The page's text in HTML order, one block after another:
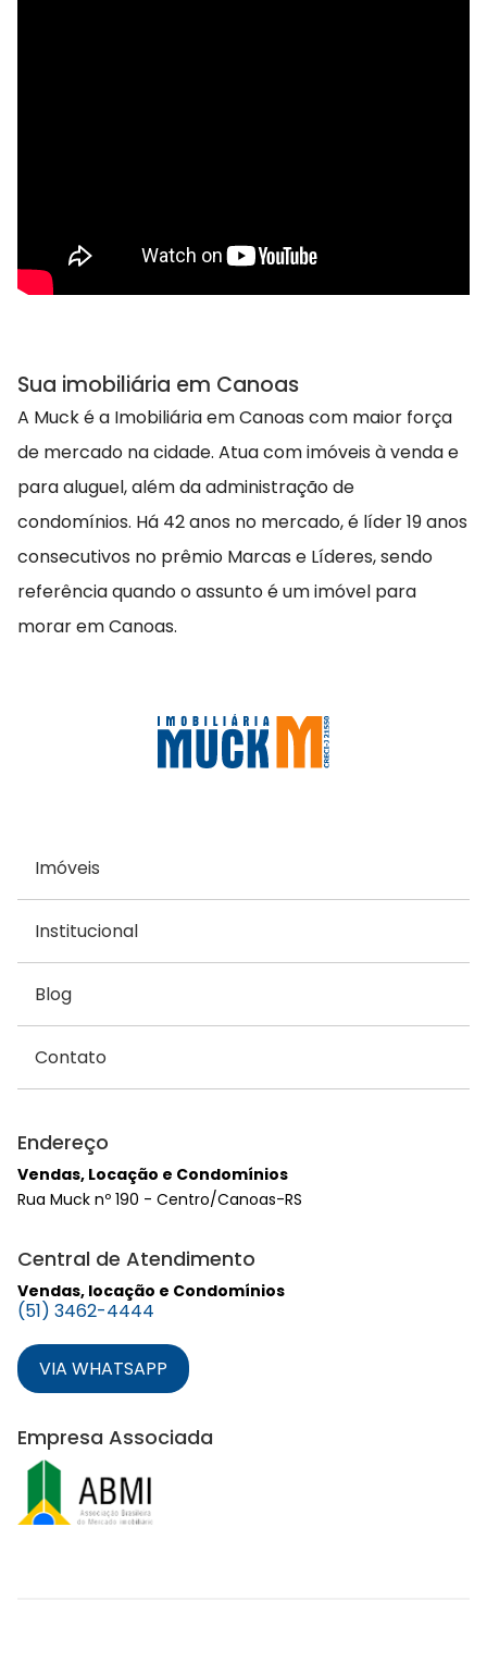
Sua imobiliária em Canoas
A Muck é a Imobiliária em Canoas com maior força
de mercado na cidade. Atua com imóveis à venda e
para aluguel, além da administração de
condomínios. Há 42 anos no mercado, é líder 19 anos
consecutivos no prêmio Marcas e Líderes, sendo
referência quando o assunto é um imóvel para
morar em Canoas.
Imóveis
Institucional
Blog
Contato
Endereço
Vendas, Locação e Condomínios
Rua Muck nº 190 - Centro/Canoas-RS
Central de Atendimento
Vendas, locação e Condomínios
(51) 3462-4444
VIA WHATSAPP
Empresa Associada